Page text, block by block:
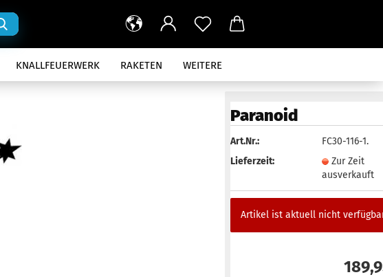
Suche...
KNALLFEUERWERK RAKETEN WEITERE
Paranoid
Art.Nr.:
FC30-116-1.
Lieferzeit:
Zur Zeit
ausverkauft
Artikel ist aktuell nicht